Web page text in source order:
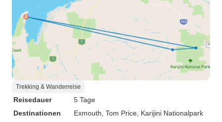
Trekking & Wanderreise
Reisedauer
5 Tage
Destinationen
Exmouth , Tom Price , Karijini Nationalpark